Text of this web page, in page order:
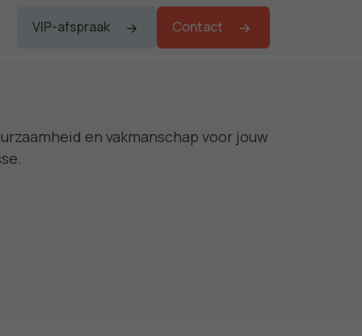
VIP-afspraak Contact
en vakmanschap voor jouw